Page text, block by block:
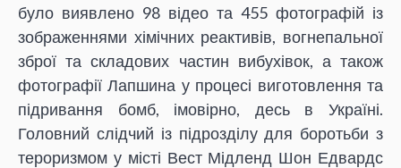
було виявлено 98 відео та 455 фотографій із
зображеннями хімічних реактивів, вогнепальної
зброї та складових частин вибухівок, а також
фотографії Лапшина у процесі виготовлення та
підривання бомб, імовірно, десь в Україні.
Головний слідчий із підрозділу для боротьби з
тероризмом у місті Вест Мідленд Шон Едвардс